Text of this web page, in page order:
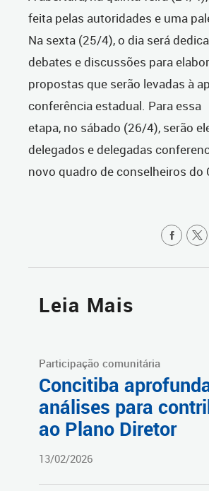
feita pelas autoridades e uma
Na sexta (25/4), o dia será
debates e discussões para
propostas que serão levadas à
conferência estadual. Para essa
etapa, no sábado (26/4), serão
delegados e delegadas
novo quadro de conselheiros do
Leia Mais
Participação comunitária
Concitiba
análises para
ao Plano Diretor
13/02/2026